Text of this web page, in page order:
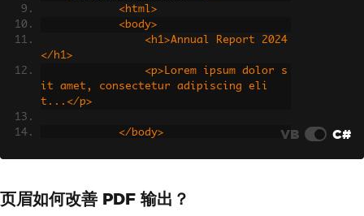
            <html>
            <body>
</h1>
it amet, consectetur adipiscing eli
t...</p>
            </body>
// Configure margins to accommodat
e headers/footers
VB C#
页眉如何改善 PDF 输出？